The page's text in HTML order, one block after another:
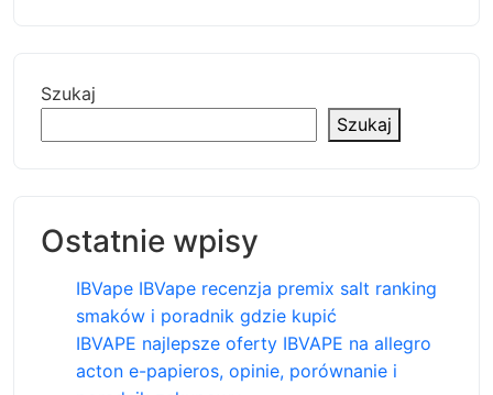
Szukaj
Szukaj
Ostatnie wpisy
IBVape IBVape recenzja premix salt ranking
smaków i poradnik gdzie kupić
IBVAPE najlepsze oferty IBVAPE na allegro
acton e-papieros, opinie, porównanie i